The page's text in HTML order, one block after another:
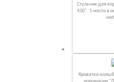
Стульчик для
430". 1 место в
Кроватка-